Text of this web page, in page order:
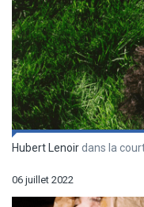
Hubert Lenoirdans la
06 juillet 2022